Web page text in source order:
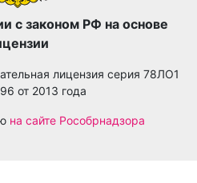
с законом РФ на основе
лицензия серия 78ЛО1
от 2013 года
на сайте Рособрнадзора